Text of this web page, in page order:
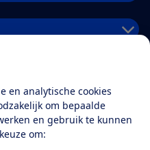
en analytische cookies
om bepaalde
en gebruik te kunnen
om: